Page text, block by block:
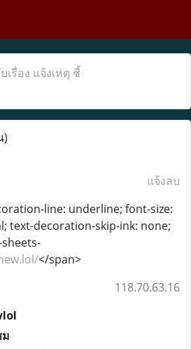
เรื่อง แจ้งเหตุ ชี้
)
แจ้งลบ
line: underline; font-size:
text-decoration-skip-ink: none;
</span>
118.70.63.16
ม